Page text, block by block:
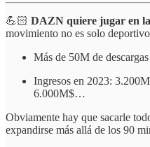
💪🏻 DAZN quiere jugar en
movimiento no es solo
Más de 50M de
Ingresos en 2023:
6.000M$…
Obviamente hay que sacarle
expandirse más allá de los 90